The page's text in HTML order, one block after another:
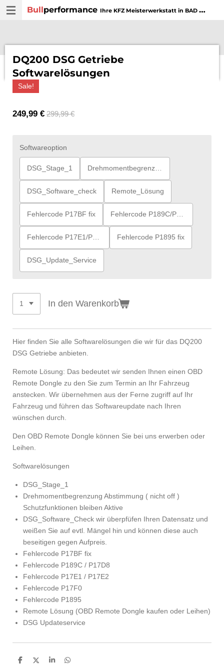
Zum
Hauptinhalt
Bullperformance Ihre KFZ Meisterwerkstatt in BAD WURZACH
DQ200 DSG Getriebe
Softwarelösungen
Sale!
249,99 € 299,99 €
Softwareoption
DSG_Stage_1 Drehmomentbegrenzung
DSG_Software_check Remote_Lösung
Fehlercode P17BF fix Fehlercode P189C/P17D8 fix
Fehlercode P17E1/P17E2 fix Fehlercode P1895 fix
DSG_Update_Service
In den Warenkorb
Hier finden Sie alle Softwarelösungen die wir für das DQ200
DSG Getriebe anbieten.
Remote Lösung: Das bedeutet wir senden Ihnen einen OBD
Remote Dongle zu den Sie zum Termin an Ihr Fahrzeug
anstecken. Wir übernehmen aus der Ferne zugriff auf Ihr
Fahrzeug und führen das Softwareupdate nach Ihren
wünschen durch.
Den OBD Remote Dongle können Sie bei uns erwerben oder
Leihen.
Softwarelösungen
DSG_Stage_1
Drehmomentbegrenzung Abstimmung ( nicht off )
Schutzfunktionen bleiben Aktive
DSG_Software_Check wir überpfüfen Ihren Datensatz und
weißen Sie auf evtl. Mängel hin und können diese auch
beseitigen gegen Aufpreis.
Fehlercode P17BF fix
Fehlercode P189C / P17D8
Fehlercode P17E1 / P17E2
Fehlercode P17F0
Fehlercode P1895
Remote Lösung (OBD Remote Dongle kaufen oder Leihen)
DSG Updateservice
T
T
T
T